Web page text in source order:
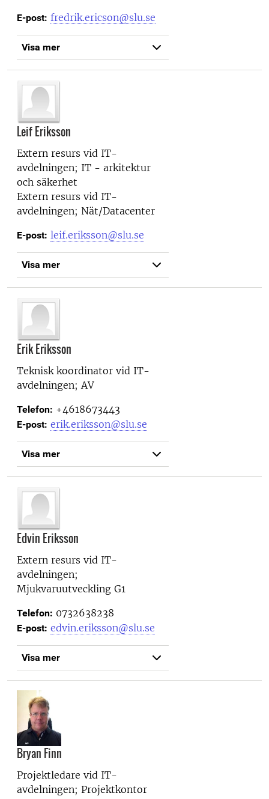
E-post: fredrik.ericson@slu.se
Visa mer
Leif Eriksson
Extern resurs vid IT-
avdelningen; IT - arkitektur
och säkerhet
Extern resurs vid IT-
avdelningen; Nät/Datacenter
E-post: leif.eriksson@slu.se
Visa mer
Erik Eriksson
Teknisk koordinator vid IT-
avdelningen; AV
Telefon: +4618673443
E-post: erik.eriksson@slu.se
Visa mer
Edvin Eriksson
Extern resurs vid IT-
avdelningen;
Mjukvaruutveckling G1
Telefon: 0732638238
E-post: edvin.eriksson@slu.se
Visa mer
Bryan Finn
Projektledare vid IT-
avdelningen; Projektkontor